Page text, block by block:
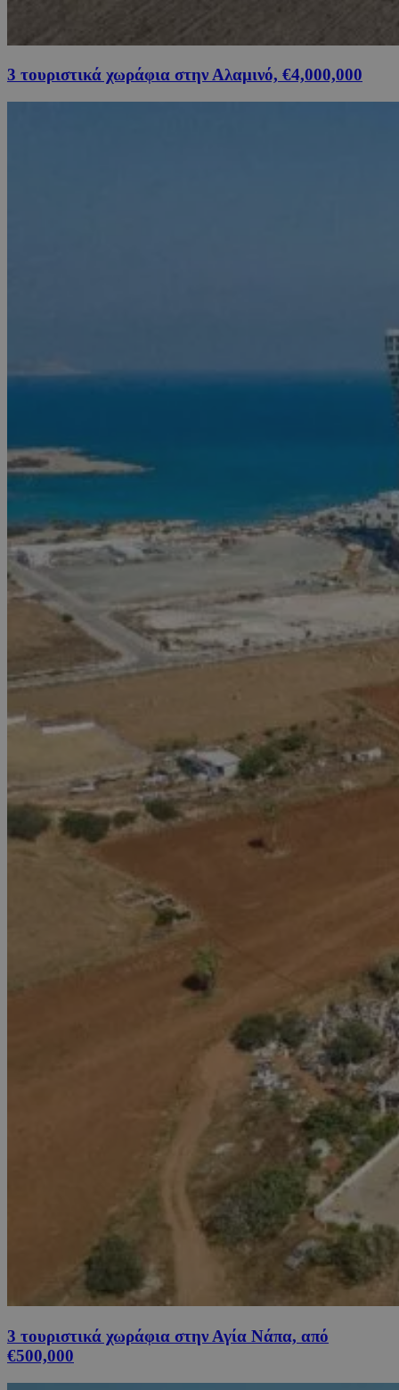
3 τουριστικά χωράφια στην Αλαμινό, €4,000,000
3 τουριστικά χωράφια στην Αγία Νάπα, από
€500,000